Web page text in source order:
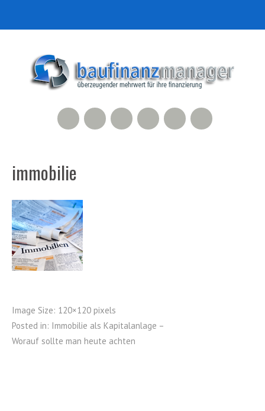
Facebook
500px
LinkedIn
Xing
RSS Feed
immobilie
Image Size: 120×120 pixels
Posted in: Immobilie als Kapitalanlage –
Worauf sollte man heute achten